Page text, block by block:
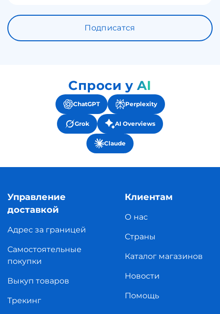
Подписатся
Спроси у AI
ChatGPT Perplexity
Grok AI Overviews
Claude
Управление
доставкой
Адрес за границей
Самостоятельные
покупки
Выкуп товаров
Трекинг
Клиентам
О нас
Страны
Каталог магазинов
Новости
Помощь